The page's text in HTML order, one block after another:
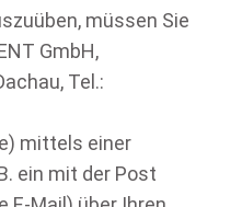
müssen Sie
GmbH,
Tel.:
) mittels einer
ein mit der Post